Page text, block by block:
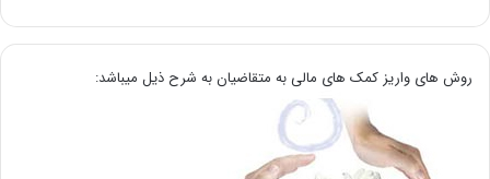
روش های واریز کمک های مالی به متقاضیان به شرح ذیل میباشد: